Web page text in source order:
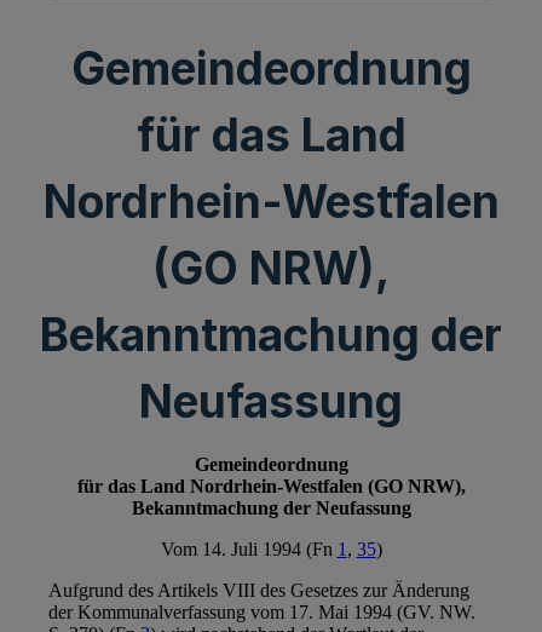
Gemeindeordnung
für das Land
Nordrhein-Westfalen
(GO NRW),
Bekanntmachung der
Neufassung